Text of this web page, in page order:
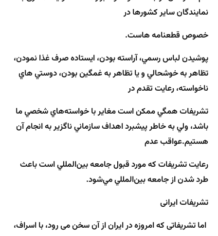
نمایندگان سایر کشورها در
خصوص قطعنامه هاست.
پوشيدن لباس رسمي، آراسته بودن، ايستاده صرف غذا نمودن،
تظاهر به خوشحالي و يا تظاهر به غمگين بودن، دوستي هاي
ناخواسته، رعايت تقدم در
تشريفات همگي ممكن است مغاير با خواسته‌هاي شخصي ما
باشد، ولي به خاطر پيشبرد اهداف سازماني ناگزير به انجام آن
هستيم.عواقب عدم
رعايت تشريفات كه مورد قبول جامعه بين‌المللي است باعث
طرد شدن از جامعه بين‌المللي مي‌شود.
تشریفات ایرانی
اما تشریفاتی که امروزه در ایران از آن سخن می رود، با اسراف،